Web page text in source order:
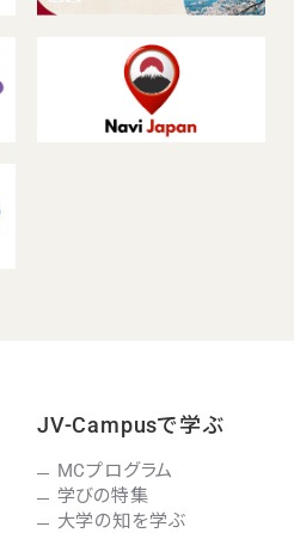
JV-Campusで学ぶ
MCプログラム
学びの特集
大学の知を学ぶ